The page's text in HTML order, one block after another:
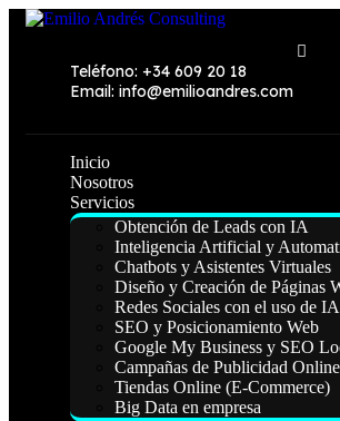
Teléfono: +34 609 20 18
Email: info@emilioandres.com
Inicio
Nosotros
Servicios
Obtención de Leads con IA
Inteligencia Artificial y
Chatbots y Asistentes Virtuales
Diseño y Creación de Páginas
Redes Sociales con el uso de IA
SEO y Posicionamiento Web
Google My Business y SEO
Campañas de Publicidad Online
Tiendas Online (E-Commerce)
Big Data en empresa